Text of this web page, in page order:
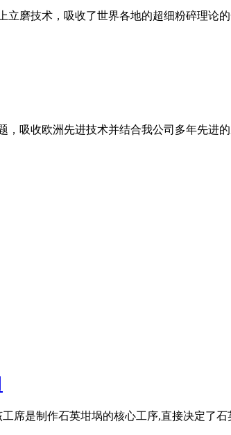
磨技术，吸收了世界各地的超细粉碎理论
吸收欧洲先进技术并结合我公司多年先进
是制作石英坩埚的核心工序,直接决定了石